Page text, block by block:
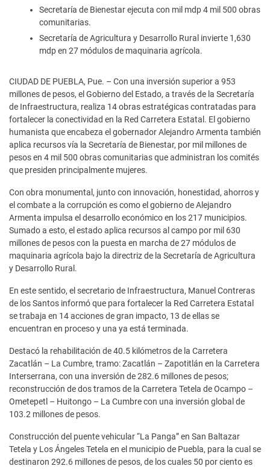
Secretaría de Bienestar ejecuta con mil mdp 4 mil 500 obras
comunitarias.
Secretaría de Agricultura y Desarrollo Rural invierte 1,630
mdp en 27 módulos de maquinaria agrícola.
CIUDAD DE PUEBLA, Pue. – Con una inversión superior a 953
millones de pesos, el Gobierno del Estado, a través de la Secretaría
de Infraestructura, realiza 14 obras estratégicas contratadas para
fortalecer la conectividad en la Red Carretera Estatal. El gobierno
humanista que encabeza el gobernador Alejandro Armenta también
aplica recursos vía la Secretaría de Bienestar, por mil millones de
pesos en 4 mil 500 obras comunitarias que administran los comités
que presiden principalmente mujeres.
Con obra monumental, junto con innovación, honestidad, ahorros y
el combate a la corrupción es como el gobierno de Alejandro
Armenta impulsa el desarrollo económico en los 217 municipios.
Sumado a esto, el estado aplica recursos al campo por mil 630
millones de pesos con la puesta en marcha de 27 módulos de
maquinaria agrícola bajo la directriz de la Secretaría de Agricultura
y Desarrollo Rural.
En este sentido, el secretario de Infraestructura, Manuel Contreras
de los Santos informó que para fortalecer la Red Carretera Estatal
se trabaja en 14 acciones de gran impacto, 13 de ellas se
encuentran en proceso y una ya está terminada.
Destacó la rehabilitación de 40.5 kilómetros de la Carretera
Zacatlán – La Cumbre, tramo: Zacatlán – Zapotitlán en la Carretera
Interserrana, con una inversión de 282.6 millones de pesos;
reconstrucción de dos tramos de la Carretera Tetela de Ocampo –
Ometepetl – Huitongo – La Cumbre con una inversión global de
103.2 millones de pesos.
Construcción del puente vehicular “La Panga” en San Baltazar
Tetela y Los Ángeles Tetela en el municipio de Puebla, para la cual se
destinaron 292.6 millones de pesos, de los cuales 50 por ciento es